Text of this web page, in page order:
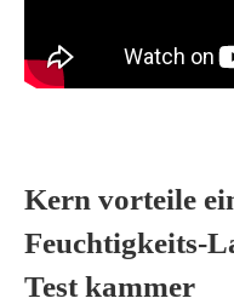
Kern vorteile
Feuchtigkeits-
Test kammer